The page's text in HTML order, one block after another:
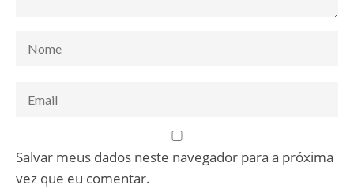
Salvar meus dados neste navegador para a próxima
vez que eu comentar.